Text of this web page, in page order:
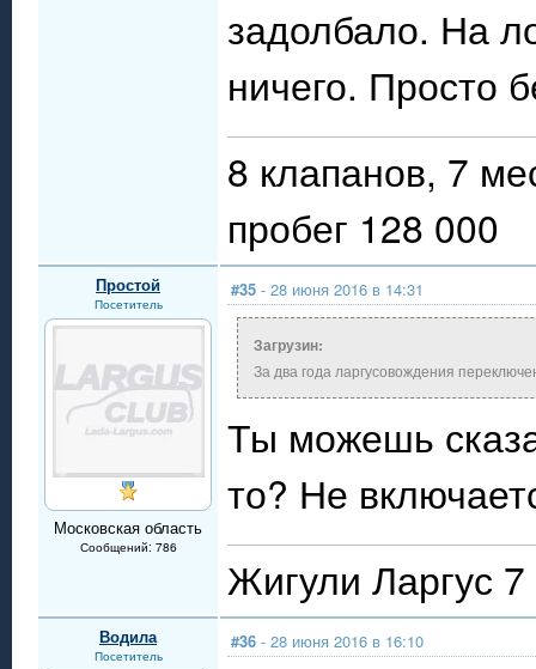
задолбало. На
ничего. Просто
8 клапанов, 7
пробег 128 000
Простой
Посетитель
Московская область
Сообщений: 786
#35 - 28 июня 2016 в 14:31
Загрузин:
За два года ларгусовождения
Ты можешь
то? Не
Жигули Ларгус
Водила
Посетитель
#36 - 28 июня 2016 в 16:10